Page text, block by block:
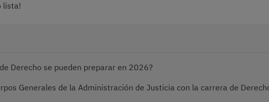
lista!
Derecho se pueden preparar en 2026?
Generales de la Administración de Justicia con la carrera de